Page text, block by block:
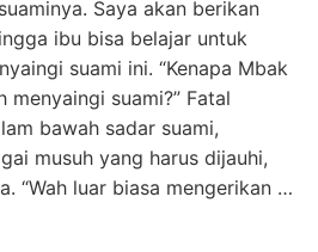
Saya akan berikan
ibu bisa belajar untuk
suami ini. “Kenapa Mbak
suami?” Fatal
bawah sadar suami,
musuh yang harus dijauhi,
“Wah luar biasa mengerikan …